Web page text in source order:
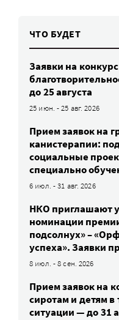
ЧТО БУДЕТ
Заявки на
до 25 августа
25 июн. - 25 авг. 2026
Прием заявок на
канистерапии:
социальные
специально
6 июл. - 31 авг. 2026
НКО приглашают
номинации
подсолнух» –
успеха». Заявки
8 июл. - 8 сен. 2026
Прием заявок на
сиротам и детям
ситуации — до 31